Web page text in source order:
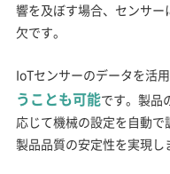
響を及ぼす場合、センサ
欠です。
IoTセンサーのデータを活用
うことも可能です。製品
応じて機械の設定を自動
製品品質の安定性を実現し